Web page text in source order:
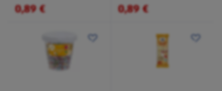
0,89 € 0,89 €